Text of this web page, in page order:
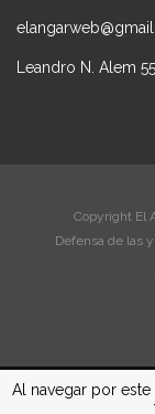
Al navegar por este
Leandro N. Alem
Copyright El
Defensa de las